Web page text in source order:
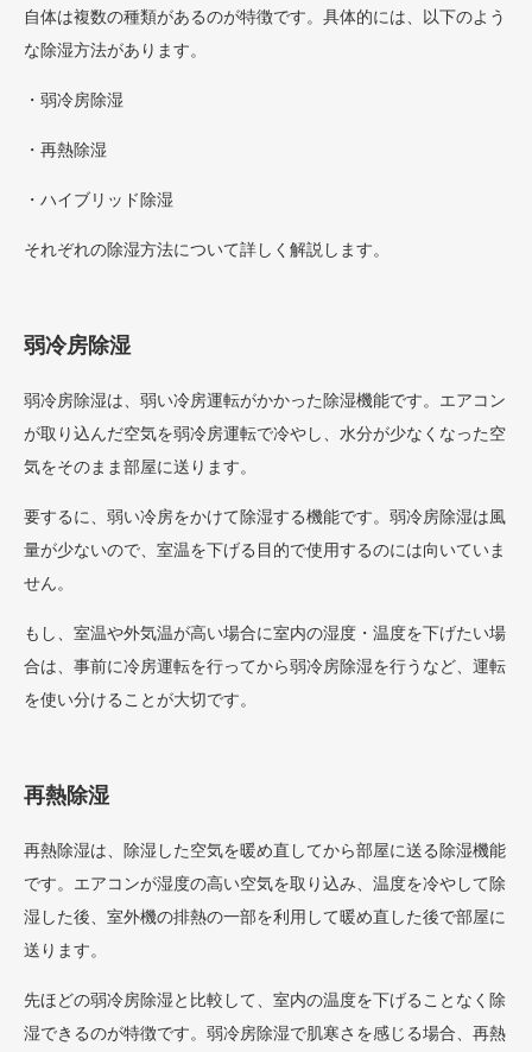
自体は複数の種類があるのが特徴です。具体的には、以下のよう
な除湿方法があります。
・弱冷房除湿
・再熱除湿
・ハイブリッド除湿
それぞれの除湿方法について詳しく解説します。
弱冷房除湿
弱冷房除湿は、弱い冷房運転がかかった除湿機能です。エアコン
が取り込んだ空気を弱冷房運転で冷やし、水分が少なくなった空
気をそのまま部屋に送ります。
要するに、弱い冷房をかけて除湿する機能です。弱冷房除湿は風
量が少ないので、室温を下げる目的で使用するのには向いていま
せん。
もし、室温や外気温が高い場合に室内の湿度・温度を下げたい場
合は、事前に冷房運転を行ってから弱冷房除湿を行うなど、運転
を使い分けることが大切です。
再熱除湿
再熱除湿は、除湿した空気を暖め直してから部屋に送る除湿機能
です。エアコンが湿度の高い空気を取り込み、温度を冷やして除
湿した後、室外機の排熱の一部を利用して暖め直した後で部屋に
送ります。
先ほどの弱冷房除湿と比較して、室内の温度を下げることなく除
湿できるのが特徴です。弱冷房除湿で肌寒さを感じる場合、再熱